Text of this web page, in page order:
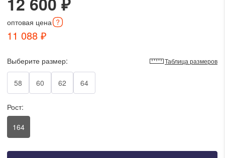
в WhatsApp
в Telegram
в Max
колл-центра:
оптовая цена
11 088 ₽
Выберите размер: Таблица размеров
58 60 62 64
Рост:
164